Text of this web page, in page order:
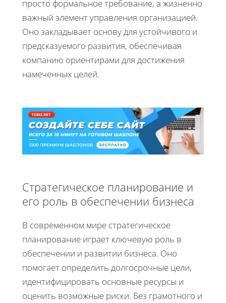
просто формальное требование, а жизненно
важный элемент управления организацией.
Оно закладывает основу для устойчивого и
предсказуемого развития, обеспечивая
компанию ориентирами для достижения
намеченных целей.
Стратегическое планирование и
его роль в обеспечении бизнеса
В современном мире стратегическое
планирование играет ключевую роль в
обеспечении и развитии бизнеса. Оно
помогает определить долгосрочные цели,
идентифицировать основные ресурсы и
оценить возможные риски. Без грамотного и